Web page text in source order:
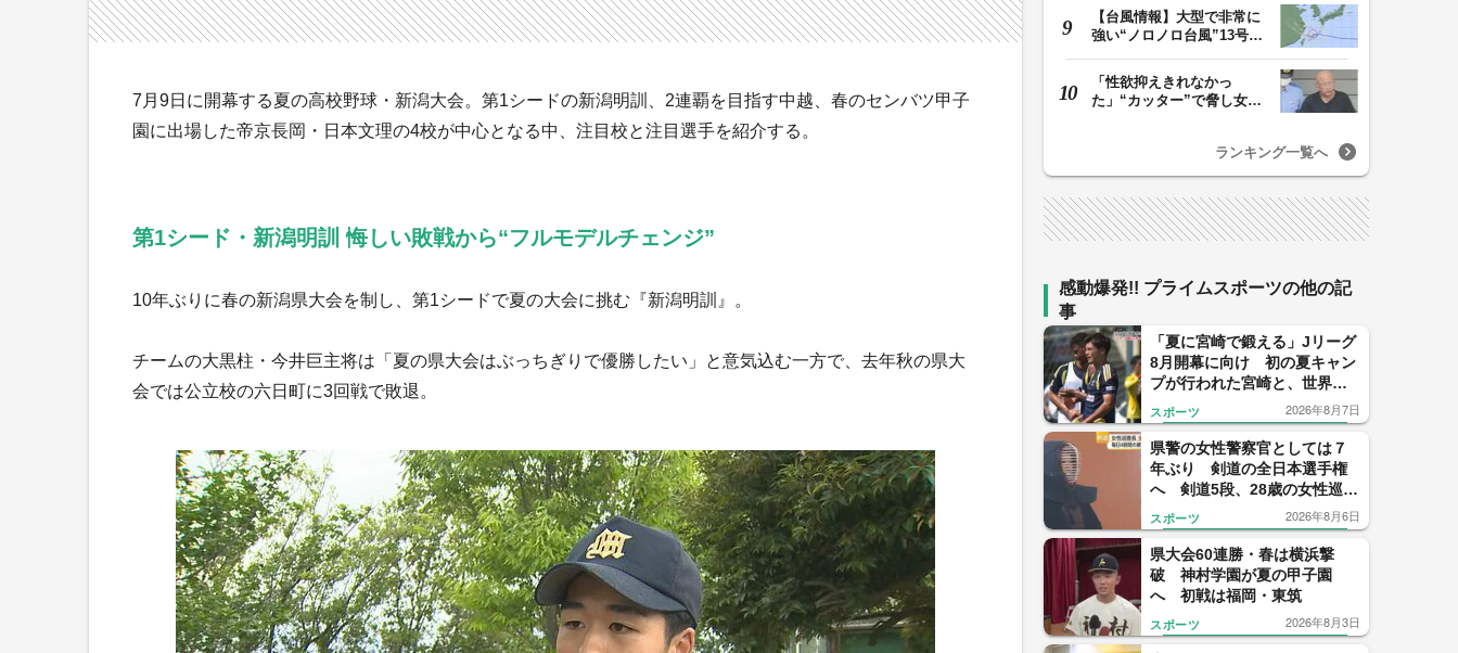
7月9日に開幕する夏の高校野球・新潟大会。第1シードの新潟明訓、2連覇を目指す中越、春のセンバツ甲子
園に出場した帝京長岡・日本文理の4校が中心となる中、注目校と注目選手を紹介する。
第1シード・新潟明訓 悔しい敗戦から“フルモデルチェンジ”
10年ぶりに春の新潟県大会を制し、第1シードで夏の大会に挑む『新潟明訓』。
チームの大黒柱・今井巨主将は「夏の県大会はぶっちぎりで優勝したい」と意気込む一方で、去年秋の県大
会では公立校の六日町に3回戦で敗退。
【台風情報】大型で非常に
強い“ノロノロ台風”13号の
「性欲抑えきれなかっ
た」“カッター”で脅し女子
ランキング一覧へ
感動爆発!! プライムスポーツの他の記
事
「夏に宮崎で鍛える」Jリーグ
8月開幕に向け 初の夏キャン
プが行われた宮崎と、世界基
準を目指す日本サッカーの挑
戦
スポーツ 2026年8月7日
県警の女性警察官としては７
年ぶり 剣道の全日本選手権
へ 剣道5段、28歳の女性巡査
長の得意技は“裏から打つ面”
スポーツ 2026年8月6日
県大会60連勝・春は横浜撃
破 神村学園が夏の甲子園
へ 初戦は福岡・東筑
スポーツ 2026年8月3日